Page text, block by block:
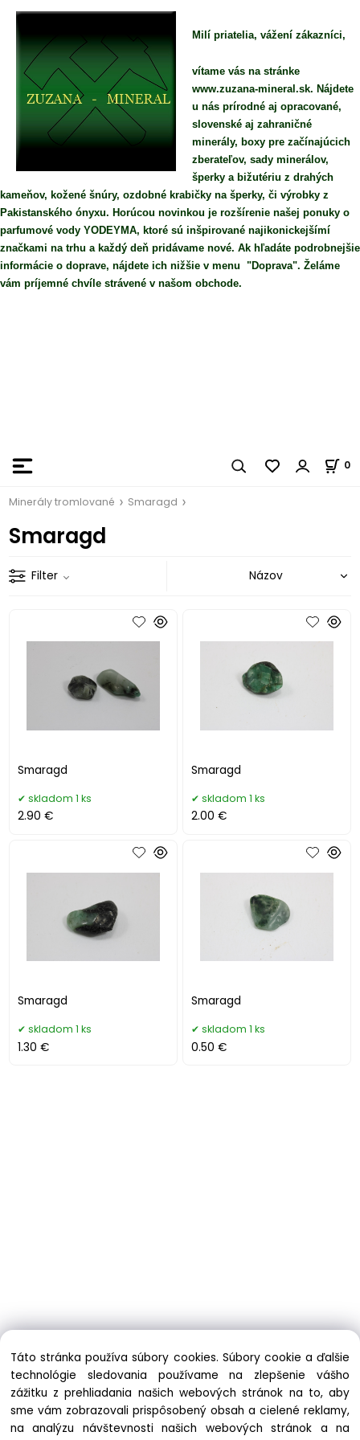
Milí priatelia, vážení zákazníci,
vítame vás na stránke
www.zuzana-mineral.sk. Nájdete
u nás prírodné aj opracované,
slovenské aj zahraničné
minerály, boxy pre začínajúcich
zberateľov, sady minerálov,
šperky a bižutériu z drahých
kameňov, kožené šnúry, ozdobné krabičky na šperky, či výrobky z
Pakistanského ónyxu. Horúcou novinkou je rozšírenie našej ponuky o
parfumové vody YODEYMA, ktoré sú inšpirované najikonickejšímí
značkami na trhu a každý deň pridávame nové. Ak hľadáte podrobnejšie
informácie o doprave, nájdete ich nižšie v menu "Doprava". Želáme
vám príjemné chvíle strávené v našom obchode.
0
Minerály tromlované Smaragd
Smaragd
Filter
Smaragd
skladom 1 ks
2.90 €
Smaragd
skladom 1 ks
2.00 €
Smaragd
skladom 1 ks
1.30 €
Smaragd
skladom 1 ks
0.50 €
Táto stránka používa súbory cookies. Súbory cookie a ďalšie
technológie sledovania používame na zlepšenie vášho
zážitku z prehliadania našich webových stránok na to, aby
sme vám zobrazovali prispôsobený obsah a cielené reklamy,
na analýzu návštevnosti našich webových stránok a na